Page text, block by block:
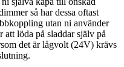
så har dessa oftast
utan ni använder
att löda på sladdar själv på
det är lågvolt (24V) krävs